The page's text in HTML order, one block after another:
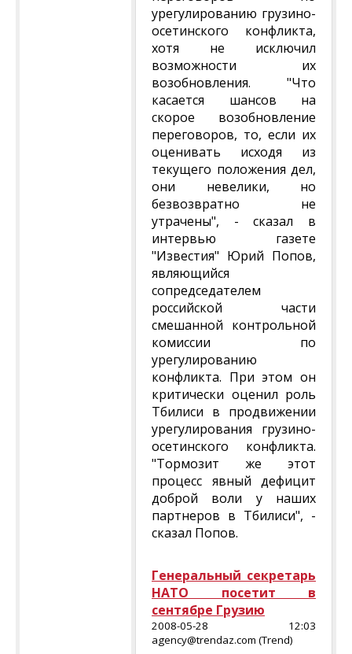
урегулированию грузино-
осетинского конфликта,
хотя не исключил
возможности их
возобновления. "Что
касается шансов на
скорое возобновление
переговоров, то, если их
оценивать исходя из
текущего положения дел,
они невелики, но
безвозвратно не
утрачены", - сказал в
интервью газете
"Известия" Юрий Попов,
являющийся
сопредседателем
российской части
смешанной контрольной
комиссии по
урегулированию
конфликта. При этом он
критически оценил роль
Тбилиси в продвижении
урегулирования грузино-
осетинского конфликта.
"Тормозит же этот
процесс явный дефицит
доброй воли у наших
партнеров в Тбилиси", -
сказал Попов.
Генеральный секретарь
НАТО посетит в
сентябре Грузию
2008-05-28 12:03
agency@trendaz.com (Trend)